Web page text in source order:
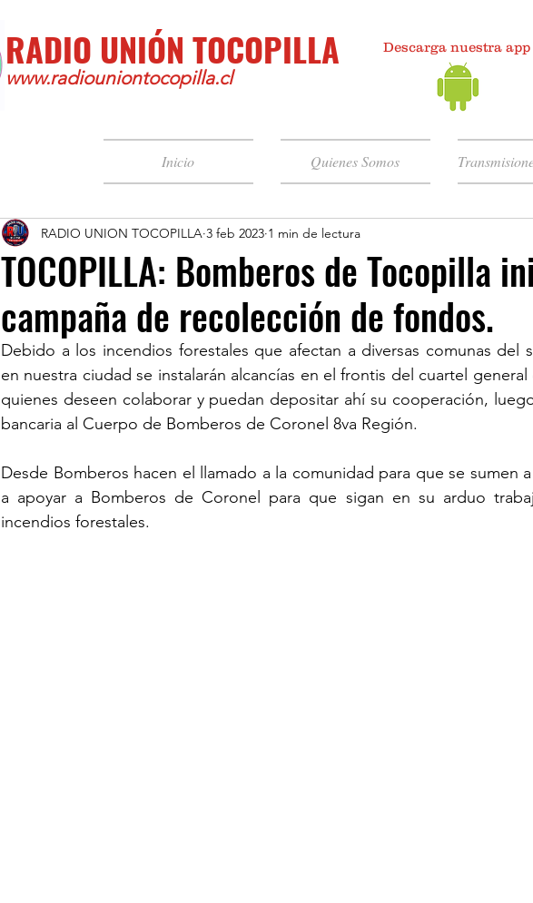
RADIO UNIÓN TOCOPILLA
www.radiouniontocopilla.cl
Descarga nuestra app
Inicio Quienes Somos
TOCOPILLA: Bomberos de Tocopilla
campaña de recolección de fondos.
RADIO UNION TOCOPILLA 3 feb 2023 1 min de lectura
Debido a los incendios forestales que afectan a diversas comunas del
en nuestra ciudad se instalarán alcancías en el frontis del cuartel
quienes deseen colaborar y puedan depositar ahí su cooperación,
bancaria al Cuerpo de Bomberos de Coronel 8va Región.
Desde Bomberos hacen el llamado a la comunidad para que se sumen
a apoyar a Bomberos de Coronel para que sigan en su arduo
incendios forestales.